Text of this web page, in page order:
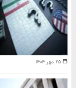
۲۵ مهر ۱۴۰۴